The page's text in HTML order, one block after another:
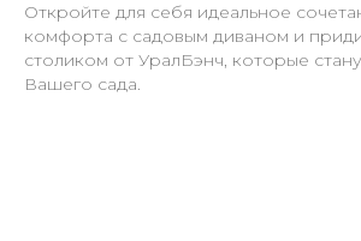
Откройте для себя идеальное
комфорта с садовым диваном и
столиком от УралБэнч, которые
Вашего сада.